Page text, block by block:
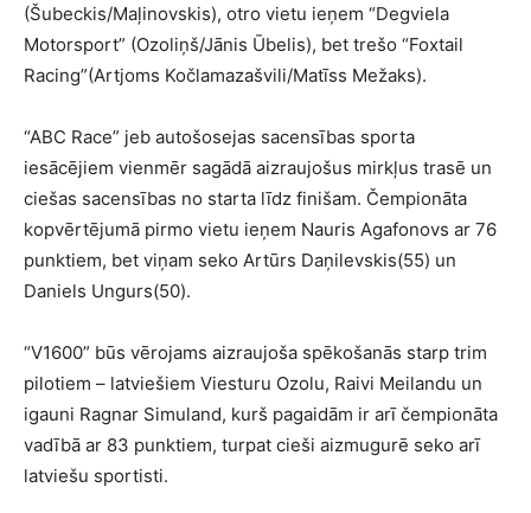
(Šubeckis/Maļinovskis), otro vietu ieņem “Degviela
Motorsport” (Ozoliņš/Jānis Ūbelis), bet trešo “Foxtail
Racing”(Artjoms Kočlamazašvili/Matīss Mežaks).
“ABC Race” jeb autošosejas sacensības sporta
iesācējiem vienmēr sagādā aizraujošus mirkļus trasē un
ciešas sacensības no starta līdz finišam. Čempionāta
kopvērtējumā pirmo vietu ieņem Nauris Agafonovs ar 76
punktiem, bet viņam seko Artūrs Daņilevskis(55) un
Daniels Ungurs(50).
“V1600” būs vērojams aizraujoša spēkošanās starp trim
pilotiem – latviešiem Viesturu Ozolu, Raivi Meilandu un
igauni Ragnar Simuland, kurš pagaidām ir arī čempionāta
vadībā ar 83 punktiem, turpat cieši aizmugurē seko arī
latviešu sportisti.